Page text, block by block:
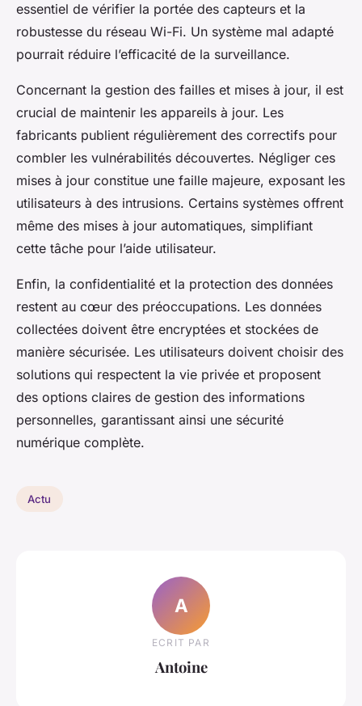
essentiel de vérifier la portée des capteurs et la
robustesse du réseau Wi-Fi. Un système mal adapté
pourrait réduire l’efficacité de la surveillance.
Concernant la gestion des failles et mises à jour, il est
crucial de maintenir les appareils à jour. Les
fabricants publient régulièrement des correctifs pour
combler les vulnérabilités découvertes. Négliger ces
mises à jour constitue une faille majeure, exposant les
utilisateurs à des intrusions. Certains systèmes offrent
même des mises à jour automatiques, simplifiant
cette tâche pour l’aide utilisateur.
Enfin, la confidentialité et la protection des données
restent au cœur des préoccupations. Les données
collectées doivent être encryptées et stockées de
manière sécurisée. Les utilisateurs doivent choisir des
solutions qui respectent la vie privée et proposent
des options claires de gestion des informations
personnelles, garantissant ainsi une sécurité
numérique complète.
Actu
A
ECRIT PAR
Antoine